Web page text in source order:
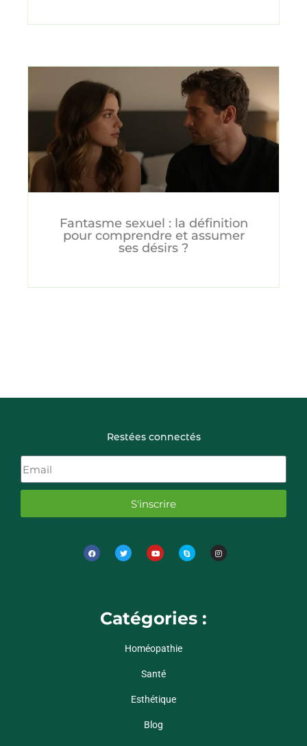
Fantasme sexuel : la définition
pour comprendre et assumer
ses désirs ?
Restées connectés
S'inscrire
Catégories :
Homéopathie
Santé
Esthétique
Blog